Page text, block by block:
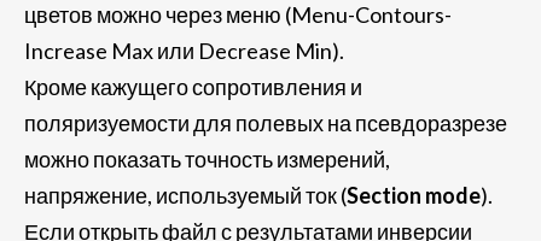
цветов можно через меню (Menu-Contours-
Increase Max или Decrease Min).
Кроме кажущего сопротивления и
поляризуемости для полевых на псевдоразрезе
можно показать точность измерений,
напряжение, используемый ток (Section mode).
Если открыть файл с результатами инверсии